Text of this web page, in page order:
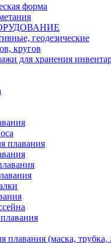
форма
геодезические
кругов
для хранения
плавания
плавания (маска, трубка,